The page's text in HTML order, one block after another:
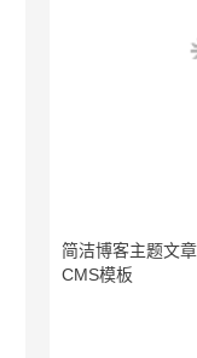
简洁博客主题文
CMS模板